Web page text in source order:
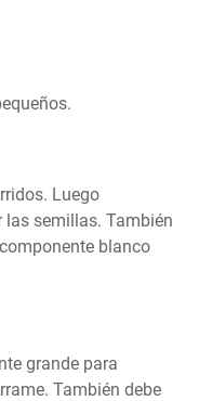
Luego
las semillas. También
blanco
grande para
También debe